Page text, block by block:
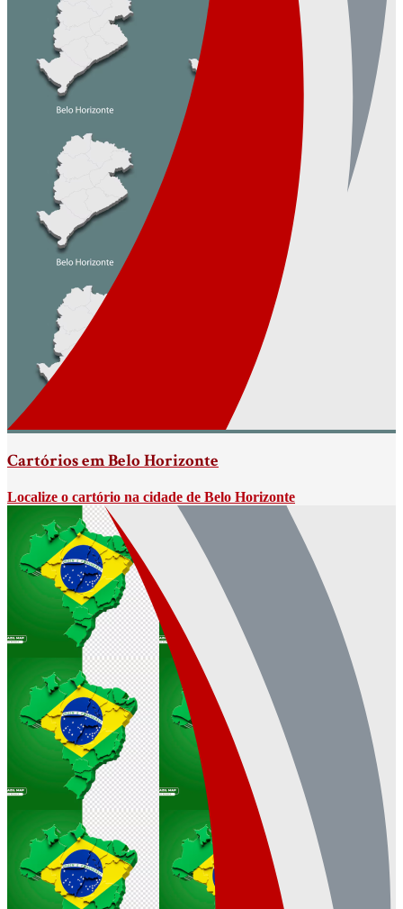
Cartórios em Belo Horizonte
Localize o cartório na cidade de Belo Horizonte